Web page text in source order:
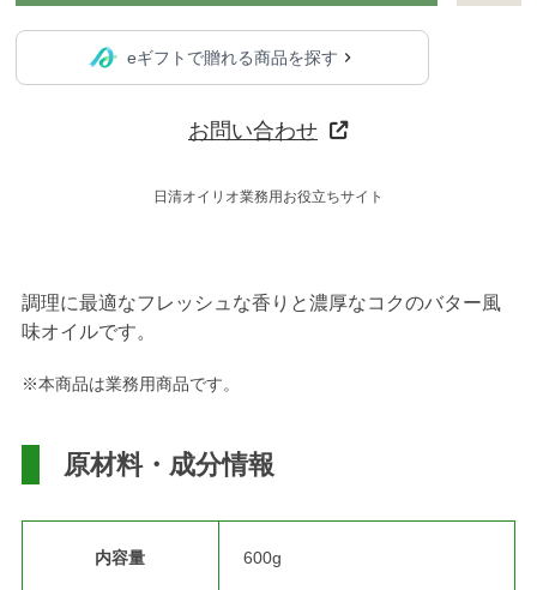
eギフトで贈れる商品を探す
お問い合わせ
日清オイリオ業務用お役立ちサイト
調理に最適なフレッシュな香りと濃厚なコクのバター風
味オイルです。
※本商品は業務用商品です。
原材料・成分情報
内容量 600g